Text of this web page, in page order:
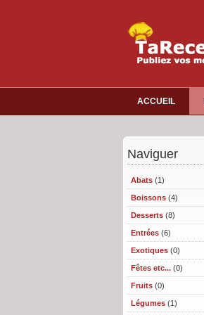
ACCUEIL
Naviguer
Abats(1)
Boissons(4)
Desserts(8)
Entrées(6)
Exotiques(0)
Fêtes etc...(0)
Fruits(0)
Légumes(1)